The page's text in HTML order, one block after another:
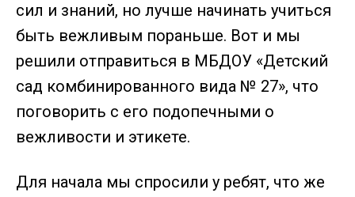
сил и знаний, но лучше начинать учиться
быть вежливым пораньше. Вот и мы
решили отправиться в МБДОУ «Детский
сад комбинированного вида № 27», что
поговорить с его подопечными о
вежливости и этикете.
Для начала мы спросили у ребят, что же